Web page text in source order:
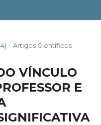
/ Artigos Científicos
VÍNCULO
E